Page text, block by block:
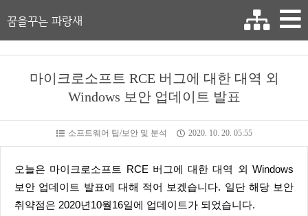
꿈을꾸는 파랑새
마이크로소프트 RCE 버그에 대한 대역 외
Windows 보안 업데이트 발표
소프트웨어 팁/보안 및 분석 2020. 10. 20. 05:55
오늘은 마이크로소프트 RCE 버그에 대한 대역 외 Windows
보안 업데이트 발표에 대해 적어 보겠습니다. 일단 해당 보안
취약점은 2020년10월16일에 업데이트가 되었습니다.